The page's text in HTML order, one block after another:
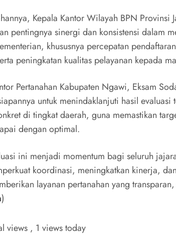
Kepala Kantor Wilayah BPN Provinsi
pentingnya sinergi dan konsistensi dalam
khususnya percepatan
peningkatan kualitas pelayanan kepada
Pertanahan Kabupaten Ngawi, Eksam
untuk menindaklanjuti hasil evaluasi
di tingkat daerah, guna memastikan
dengan optimal.
ini menjadi momentum bagi seluruh
koordinasi, meningkatkan kinerja,
layanan pertanahan yang
)
views , 1 views today